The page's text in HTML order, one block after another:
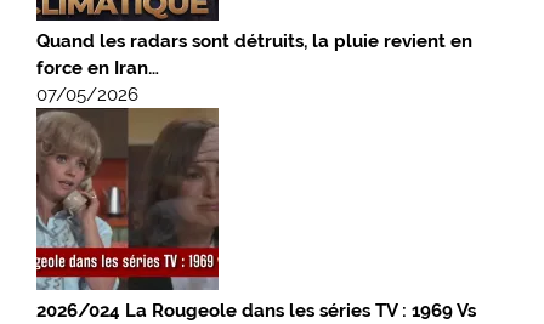
Quand les radars sont détruits, la pluie revient en
force en Iran…
07/05/2026
2026/024 La Rougeole dans les séries TV : 1969 Vs